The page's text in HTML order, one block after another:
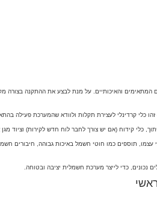
והאיכותיים. על מנת לבצע את ההתקנה בצורה
כלי קרדינלי לעצירת תקלות ולוודא שהמערכת פעילה
כלי קידוח (אם יש צורך לחבר לוח חדש לקירות) וציוד
תוספים כמו חוטי חשמל באיכות גבוהה, חיבורים
נכונים, כדי לייצר מערכת חשמלית יציבה ובטוחה.